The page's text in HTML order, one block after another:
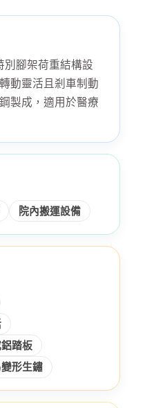
別腳架荷重結構設
動靈活且剎車制動
製成，適用於醫療
院內搬運設備
踏板
形生鏽